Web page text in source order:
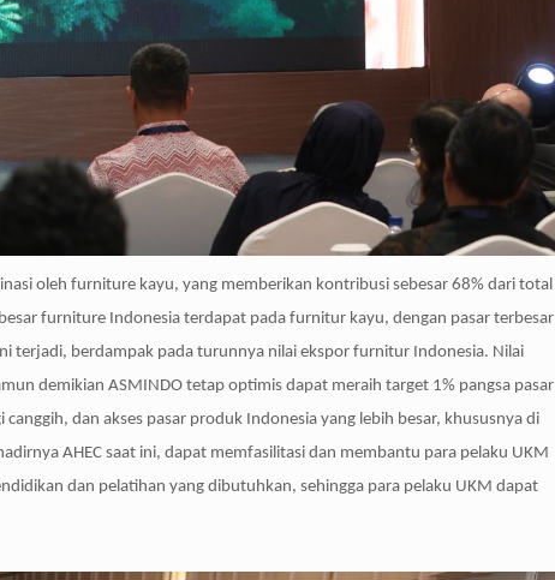
oleh furniture kayu, yang memberikan kontribusi sebesar 68% dari total
furniture Indonesia terdapat pada furnitur kayu, dengan pasar terbesar
terjadi, berdampak pada turunnya nilai ekspor furnitur Indonesia. Nilai
demikian ASMINDO tetap optimis dapat meraih target 1% pangsa pasar
dan akses pasar produk Indonesia yang lebih besar, khususnya di
AHEC saat ini, dapat memfasilitasi dan membantu para pelaku UKM
dan pelatihan yang dibutuhkan, sehingga para pelaku UKM dapat